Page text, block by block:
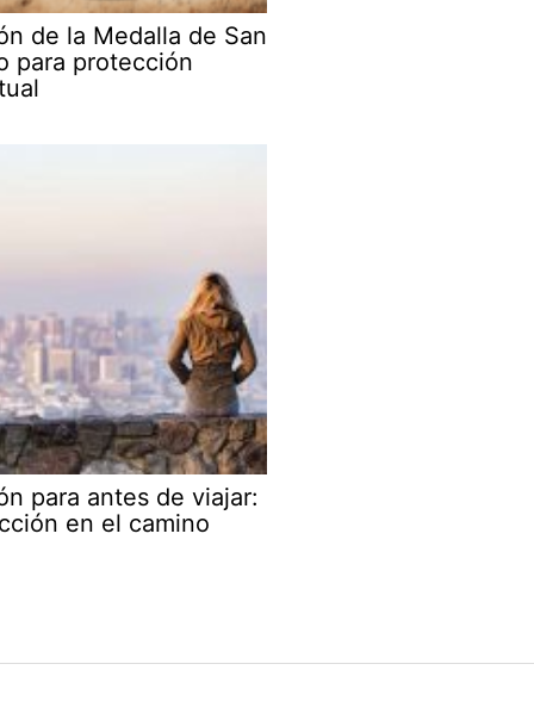
de la Medalla de San
para protección
para antes de viajar:
en el camino